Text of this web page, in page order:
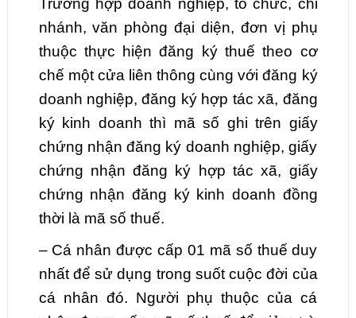
Trường hợp doanh nghiệp, tổ chức, chi
nhánh, văn phòng đại diện, đơn vị phụ
thuộc thực hiện đăng ký thuế theo cơ
chế một cửa liên thông cùng với đăng ký
doanh nghiệp, đăng ký hợp tác xã, đăng
ký kinh doanh thì mã số ghi trên giấy
chứng nhận đăng ký doanh nghiệp, giấy
chứng nhận đăng ký hợp tác xã, giấy
chứng nhận đăng ký kinh doanh đồng
thời là mã số thuế.
– Cá nhân được cấp 01 mã số thuế duy
nhất để sử dụng trong suốt cuộc đời của
cá nhân đó. Người phụ thuộc của cá